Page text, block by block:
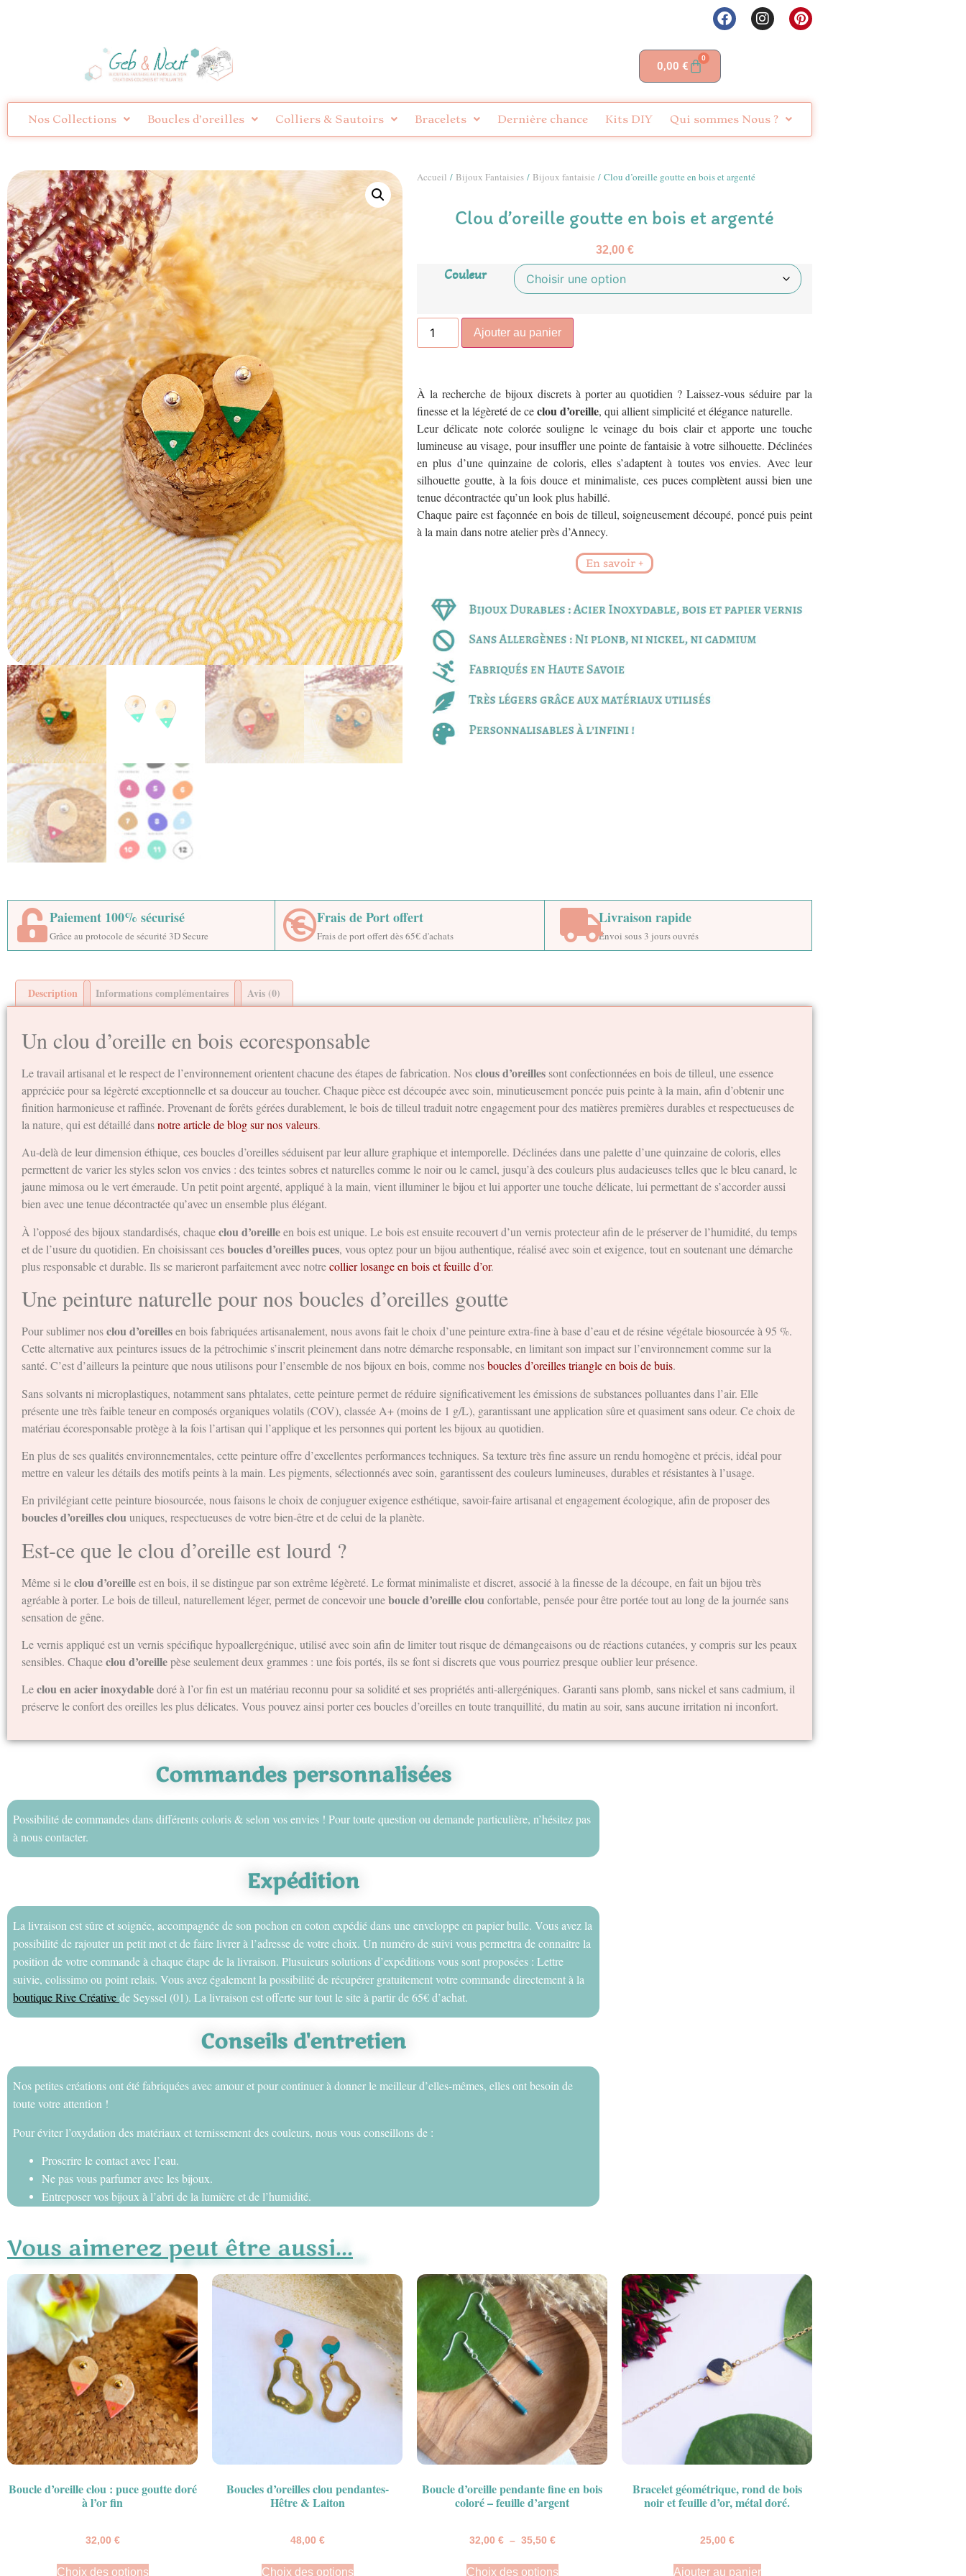
0,00 €
0
Nos Collections Boucles d’oreilles Colliers & Sautoirs Bracelets Dernière chance Kits DIY Qui sommes Nous ?
Accueil / Bijoux Fantaisies / Bijoux fantaisie / Clou d’oreille goutte en bois et argenté
Clou d’oreille goutte en bois et argenté
32,00 €
Couleur
Ajouter au panier
À la recherche de bijoux discrets à porter au quotidien ? Laissez-vous séduire par la
finesse et la légèreté de ceclou d’oreille, qui allient simplicité et élégance naturelle.
Leur délicate note colorée souligne le veinage du bois clair et apporte une touche
lumineuse au visage, pour insuffler une pointe de fantaisie à votre silhouette. Déclinées
en plus d’une quinzaine de coloris, elles s’adaptent à toutes vos envies. Avec leur
silhouette goutte, à la fois douce et minimaliste, ces puces complètent aussi bien une
tenue décontractée qu’un look plus habillé.
Chaque paire est façonnée en bois de tilleul, soigneusement découpé, poncé puis peint
à la main dans notre atelier près d’Annecy.
En savoir +
Paiement 100% sécurisé
Grâce au protocole de sécurité 3D Secure
Frais de Port offert
Frais de port offert dès 65€ d'achats
Livraison rapide
Envoi sous 3 jours ouvrés
Description Informations complémentaires Avis (0)
Un clou d’oreille en bois ecoresponsable
Le travail artisanal et le respect de l’environnement orientent chacune des étapes de fabrication. Nosclous d’oreilles sont confectionnées en bois de tilleul, une essence
appréciée pour sa légèreté exceptionnelle et sa douceur au toucher. Chaque pièce est découpée avec soin, minutieusement poncée puis peinte à la main, afin d’obtenir une
finition harmonieuse et raffinée. Provenant de forêts gérées durablement, le bois de tilleul traduit notre engagement pour des matières premières durables et respectueuses de
la nature, qui est détaillé dansnotre article de blog sur nos valeurs.
Au-delà de leur dimension éthique, ces boucles d’oreilles séduisent par leur allure graphique et intemporelle. Déclinées dans une palette d’une quinzaine de coloris, elles
permettent de varier les styles selon vos envies : des teintes sobres et naturelles comme le noir ou le camel, jusqu’à des couleurs plus audacieuses telles que le bleu canard, le
jaune mimosa ou le vert émeraude. Un petit point argenté, appliqué à la main, vient illuminer le bijou et lui apporter une touche délicate, lui permettant de s’accorder aussi
bien avec une tenue décontractée qu’avec un ensemble plus élégant.
À l’opposé des bijoux standardisés, chaqueclou d’oreilleen bois est unique. Le bois est ensuite recouvert d’un vernis protecteur afin de le préserver de l’humidité, du temps
et de l’usure du quotidien. En choisissant cesboucles d’oreilles puces, vous optez pour un bijou authentique, réalisé avec soin et exigence, tout en soutenant une démarche
plus responsable et durable. Ils se marieront parfaitement avec notrecollier losange en bois et feuille d’or.
Une peinture naturelle pour nos boucles d’oreilles goutte
Pour sublimer nosclou d’oreillesen bois fabriquées artisanalement, nous avons fait le choix d’une peinture extra-fine à base d’eau et de résine végétale biosourcée à 95 %.
Cette alternative aux peintures issues de la pétrochimie s’inscrit pleinement dans notre démarche responsable, en limitant son impact sur l’environnement comme sur la
santé. C’est d’ailleurs la peinture que nous utilisons pour l’ensemble de nos bijoux en bois, comme nosboucles d’oreilles triangle en bois de buis.
Sans solvants ni microplastiques, notamment sans phtalates, cette peinture permet de réduire significativement les émissions de substances polluantes dans l’air. Elle
présente une très faible teneur en composés organiques volatils (COV), classée A+ (moins de 1 g/L), garantissant une application sûre et quasiment sans odeur. Ce choix de
matériau écoresponsable protège à la fois l’artisan qui l’applique et les personnes qui portent les bijoux au quotidien.
En plus de ses qualités environnementales, cette peinture offre d’excellentes performances techniques. Sa texture très fine assure un rendu homogène et précis, idéal pour
mettre en valeur les détails des motifs peints à la main. Les pigments, sélectionnés avec soin, garantissent des couleurs lumineuses, durables et résistantes à l’usage.
En privilégiant cette peinture biosourcée, nous faisons le choix de conjuguer exigence esthétique, savoir-faire artisanal et engagement écologique, afin de proposer des
boucles d’oreilles clouuniques, respectueuses de votre bien-être et de celui de la planète.
Est-ce que le clou d’oreille est lourd ?
Même si leclou d’oreilleest en bois, il se distingue par son extrême légèreté. Le format minimaliste et discret, associé à la finesse de la découpe, en fait un bijou très
agréable à porter. Le bois de tilleul, naturellement léger, permet de concevoir uneboucle d’oreille clouconfortable, pensée pour être portée tout au long de la journée sans
sensation de gêne.
Le vernis appliqué est un vernis spécifique hypoallergénique, utilisé avec soin afin de limiter tout risque de démangeaisons ou de réactions cutanées, y compris sur les peaux
sensibles. Chaqueclou d’oreillepèse seulement deux grammes : une fois portés, ils se font si discrets que vous pourriez presque oublier leur présence.
Leclou en acier inoxydabledoré à l’or fin est un matériau reconnu pour sa solidité et ses propriétés anti-allergéniques. Garanti sans plomb, sans nickel et sans cadmium, il
préserve le confort des oreilles les plus délicates. Vous pouvez ainsi porter ces boucles d’oreilles en toute tranquillité, du matin au soir, sans aucune irritation ni inconfort.
Commandes personnalisées
Possibilité de commandes dans différents coloris & selon vos envies ! Pour toute question ou demande particulière, n’hésitez pas
à nous contacter.
Expédition
La livraison est sûre et soignée, accompagnée de son pochon en coton expédié dans une enveloppe en papier bulle. Vous avez la
possibilité de rajouter un petit mot et de faire livrer à l’adresse de votre choix. Un numéro de suivi vous permettra de connaitre la
position de votre commande à chaque étape de la livraison. Plusuieurs solutions d’expéditions vous sont proposées : Lettre
suivie, colissimo ou point relais. Vous avez également la possibilité de récupérer gratuitement votre commande directement à la
boutique Rive Créativede Seyssel (01). La livraison est offerte sur tout le site à partir de 65€ d’achat.
Conseils d'entretien
Nos petites créations ont été fabriquées avec amour et pour continuer à donner le meilleur d’elles-mêmes, elles ont besoin de
toute votre attention !
Pour éviter l’oxydation des matériaux et ternissement des couleurs, nous vous conseillons de :
Proscrire le contact avec l’eau.
Ne pas vous parfumer avec les bijoux.
Entreposer vos bijoux à l’abri de la lumière et de l’humidité.
Vous aimerez peut être aussi...
Boucle d’oreille clou : puce goutte doré
à l’or fin
32,00 €
Choix des options
Boucles d’oreilles clou pendantes-
Hêtre & Laiton
48,00 €
Choix des options
Boucle d’oreille pendante fine en bois
coloré – feuille d’argent
32,00 € – 35,50 €
Choix des options
Bracelet géométrique, rond de bois
noir et feuille d’or, métal doré.
25,00 €
Ajouter au panier